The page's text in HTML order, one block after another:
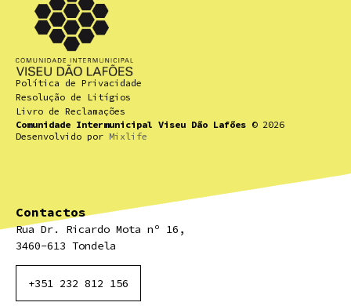
Política de Privacidade
Resolução de Litígios
Livro de Reclamações
Comunidade Intermunicipal Viseu Dão Lafões © 2026
Desenvolvido por Mixlife
Contactos
Rua Dr. Ricardo Mota nº 16,
3460-613 Tondela
+351 232 812 156